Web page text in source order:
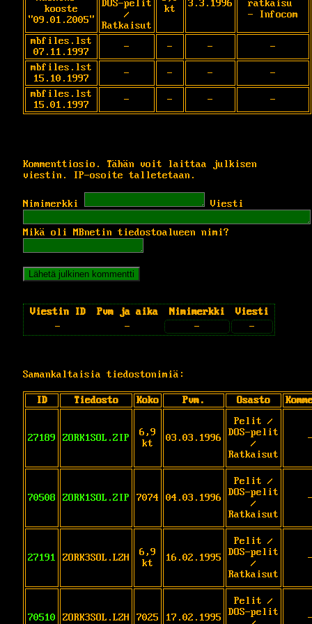
kooste
"09.01.2005"
DOS-pelit
/
Ratkaisut
kt
3.3.1996
ratkaisu
- Infocom
mbfiles.lst
07.11.1997
- - -
-
mbfiles.lst
15.10.1997
- - -
-
mbfiles.lst
15.01.1997
- - - -
Kommenttiosio. Tähän voit laittaa julkisen
viestin. IP-osoite talletetaan.
Nimimerkki Viesti
Mikä oli MBnetin tiedostoalueen nimi?
Viestin ID Pvm ja aika Nimimerkki
Viesti
-
- - -
Samankaltaisia tiedostonimiä:
ID Tiedosto Koko Pvm. Osasto
27189 ZORK1SOL.ZIP
6,9
kt
03.03.1996
Pelit /
DOS-pelit
/
Ratkaisut
70508 ZORK1SOL.ZIP 7074 04.03.1996
Pelit /
DOS-pelit
/
Ratkaisut
27191 ZORK3SOL.LZH
6,9
kt
16.02.1995
Pelit /
DOS-pelit
/
Ratkaisut
70510 ZORK3SOL.LZH 7025 17.02.1995
Pelit /
DOS-pelit